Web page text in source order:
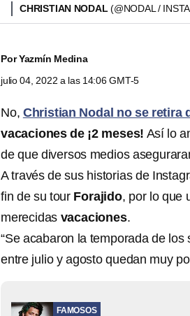
CHRISTIAN NODAL (@NODAL /
PorYazmín Medina
julio 04, 2022 a las 14:06 GMT-5
No, Christian Nodal no se retira
vacaciones de ¡2 meses! Así lo
de que diversos medios
A través de sus historias de
fin de su tour Forajido, por lo que
merecidas vacaciones.
“Se acabaron la temporada de
entre julio y agosto quedan muy
FAMOSOS